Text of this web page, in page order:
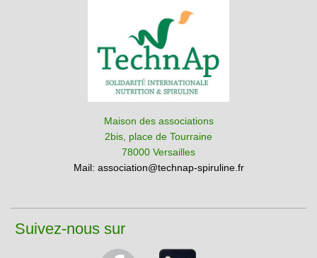
Maison des associations
2bis, place de Tourraine
78000 Versailles
Mail: association@technap-spiruline.fr
Suivez-nous sur